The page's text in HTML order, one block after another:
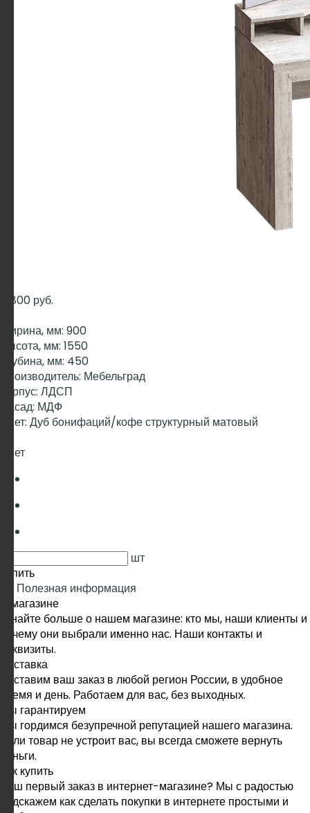
6 800 руб.
Ширина, мм: 900
Высота, мм: 1550
Глубина, мм: 450
Производитель: Мебельград
Корпус: ЛДСП
Фасад: МДФ
Цвет: Дуб бонифаций/кофе структурный матовый
Цвет
шт
Купить
Полезная информация
О магазине
Узнайте больше о нашем магазине: кто мы, наши клиенты и
почему они выбрали именно нас. Наши контакты и
реквизиты.
Доставка
Доставим ваш заказ в любой регион России, в удобное
время и день. Работаем для вас, без выходных.
Мы гарантируем
Мы гордимся безупречной репутацией нашего магазина.
Если товар не устроит вас, вы всегда сможете вернуть
деньги.
Как купить
Ваш первый заказ в интернет-магазине? Мы с радостью
подскажем как сделать покупки в интернете простыми и